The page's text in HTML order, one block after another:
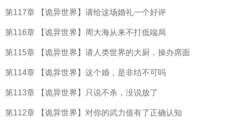
第117章 【诡异世界】请给这场婚礼一个好评
第116章 【诡异世界】周大海从来不打低端局
第115章 【诡异世界】请人类世界的大厨，操办席面
第114章 【诡异世界】这个婚，是非结不可吗
第113章 【诡异世界】只说不杀，没说放了
第112章 【诡异世界】对你的武力值有了正确认知